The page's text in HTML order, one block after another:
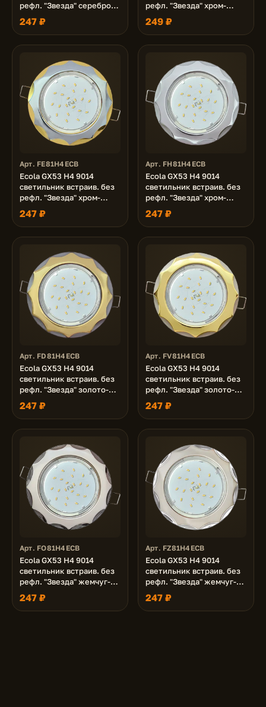
рефл. "Звезда" серебро-
черный хром 38x116 (к+)
247 ₽
рефл. "Звезда" хром-
жемчуг 38x116 (к+)
249 ₽
Арт. FE81H4ECB
Ecola GX53 H4 9014
светильник встраив. без
рефл. "Звезда" хром-
золото 38x116 (к+)
247 ₽
Арт. FH81H4ECB
Ecola GX53 H4 9014
светильник встраив. без
рефл. "Звезда" хром-
серебро 38x116 (к+)
247 ₽
Арт. FD81H4ECB
Ecola GX53 H4 9014
светильник встраив. без
рефл. "Звезда" золото-
серебро 38x116 (к+)
247 ₽
Арт. FV81H4ECB
Ecola GX53 H4 9014
светильник встраив. без
рефл. "Звезда" золото-
жемчуг 38x116 (к+)
247 ₽
Арт. FO81H4ECB
Ecola GX53 H4 9014
светильник встраив. без
рефл. "Звезда" жемчуг-
черный хром 38x116 (к+)
247 ₽
Арт. FZ81H4ECB
Ecola GX53 H4 9014
светильник встраив. без
рефл. "Звезда" жемчуг-
хром 38x116 (к+)
247 ₽